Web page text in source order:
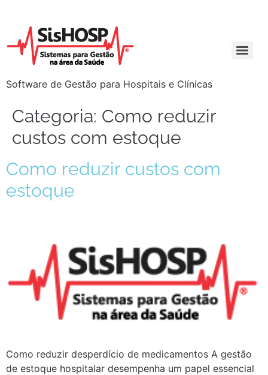
Software de Gestão para Hospitais e Clínicas
Categoria: Como reduzir
custos com estoque
Como reduzir custos com
estoque
Como reduzir desperdício de medicamentos A gestão
de estoque hospitalar desempenha um papel essencial